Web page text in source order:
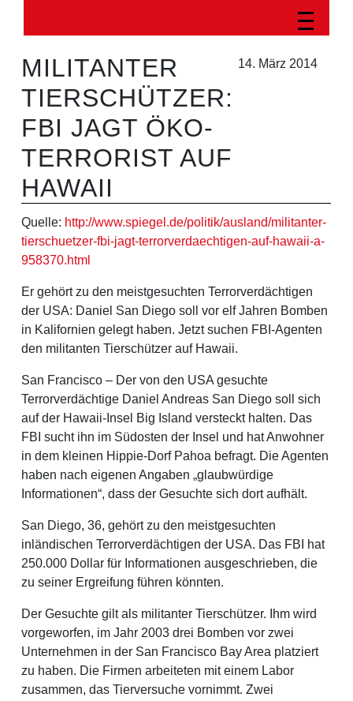
14. März 2014
MILITANTER
TIERSCHÜTZER:
FBI JAGT ÖKO-
TERRORIST AUF
HAWAII
Quelle: http://www.spiegel.de/politik/ausland/militanter-
tierschuetzer-fbi-jagt-terrorverdaechtigen-auf-hawaii-a-
958370.html
Er gehört zu den meistgesuchten Terrorverdächtigen
der USA: Daniel San Diego soll vor elf Jahren Bomben
in Kalifornien gelegt haben. Jetzt suchen FBI-Agenten
den militanten Tierschützer auf Hawaii.
San Francisco – Der von den USA gesuchte
Terrorverdächtige Daniel Andreas San Diego soll sich
auf der Hawaii-Insel Big Island versteckt halten. Das
FBI sucht ihn im Südosten der Insel und hat Anwohner
in dem kleinen Hippie-Dorf Pahoa befragt. Die Agenten
haben nach eigenen Angaben „glaubwürdige
Informationen“, dass der Gesuchte sich dort aufhält.
San Diego, 36, gehört zu den meistgesuchten
inländischen Terrorverdächtigen der USA. Das FBI hat
250.000 Dollar für Informationen ausgeschrieben, die
zu seiner Ergreifung führen könnten.
Der Gesuchte gilt als militanter Tierschützer. Ihm wird
vorgeworfen, im Jahr 2003 drei Bomben vor zwei
Unternehmen in der San Francisco Bay Area platziert
zu haben. Die Firmen arbeiteten mit einem Labor
zusammen, das Tierversuche vornimmt. Zwei